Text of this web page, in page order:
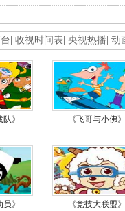
收视时间表 央视热播 动
队》 《飞哥与小佛》
员》 《竞技大联盟》